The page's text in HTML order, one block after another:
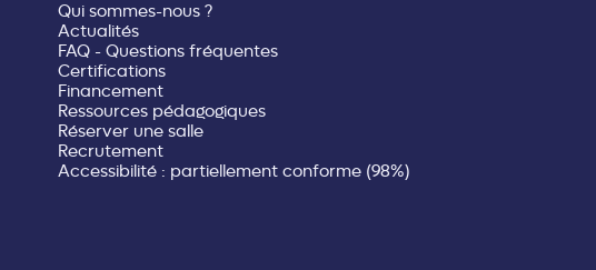
Qui sommes-nous ?
Actualités
FAQ - Questions fréquentes
Certifications
Financement
Ressources pédagogiques
Réserver une salle
Recrutement
Accessibilité : partiellement conforme (98%)